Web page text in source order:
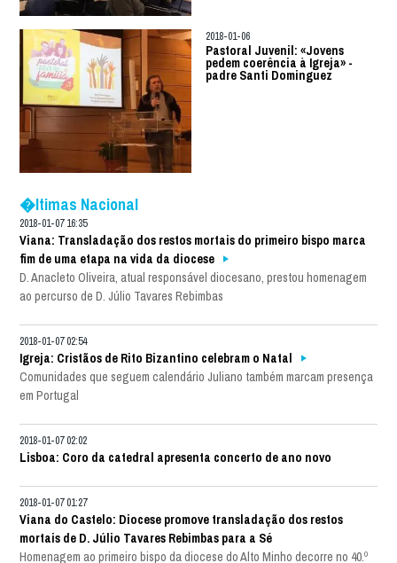
2018-01-06
Pastoral Juvenil: «Jovens
pedem coerência à Igreja» -
padre Santi Dominguez
�ltimas Nacional
2018-01-07 16:35
Viana: Transladação dos restos mortais do primeiro bispo marca
fim de uma etapa na vida da diocese
D. Anacleto Oliveira, atual responsável diocesano, prestou homenagem
ao percurso de D. Júlio Tavares Rebimbas
2018-01-07 02:54
Igreja: Cristãos de Rito Bizantino celebram o Natal
Comunidades que seguem calendário Juliano também marcam presença
em Portugal
2018-01-07 02:02
Lisboa: Coro da catedral apresenta concerto de ano novo
2018-01-07 01:27
Viana do Castelo: Diocese promove transladação dos restos
mortais de D. Júlio Tavares Rebimbas para a Sé
Homenagem ao primeiro bispo da diocese do Alto Minho decorre no 40.º